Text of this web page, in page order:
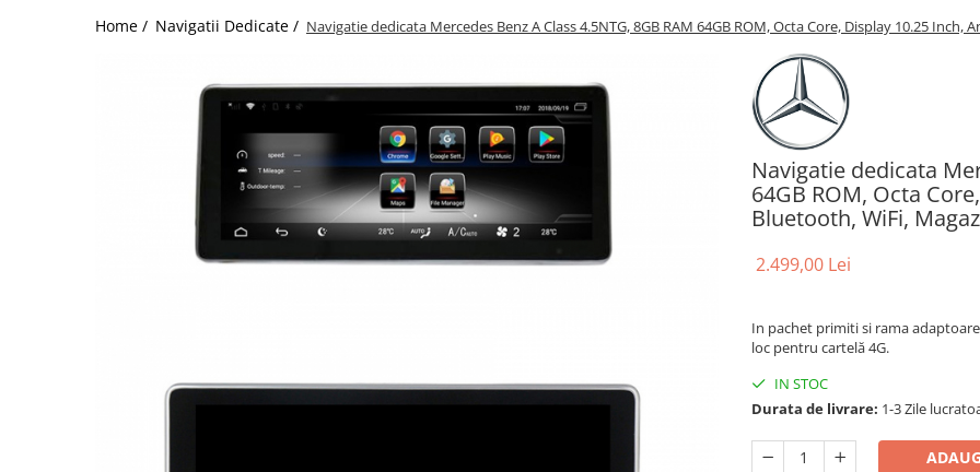
Home / Navigatii Dedicate / Navigatie dedicata Mercedes Benz A Class 4.5NTG, 8GB RAM 64GB ROM, Octa Core, Display 10.25
Navigatie dedicata
64GB ROM, Octa
Bluetooth, WiFi,
2.499,00 Lei
In pachet primiti si rama
loc pentru cartelă 4G.
IN STOC
Durata de livrare: 1-3 Zile